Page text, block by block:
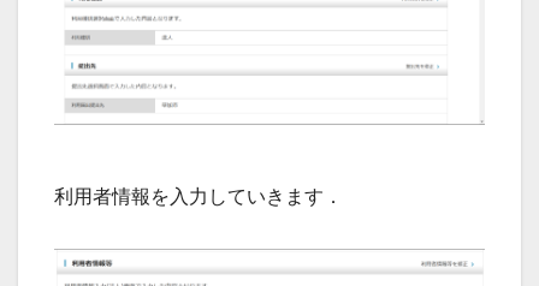
利用者情報を入力していきます．